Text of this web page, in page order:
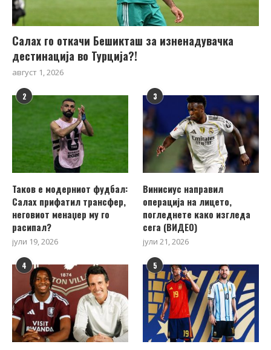
Салах го откачи Бешикташ за изненадувачка
дестинација во Турција?!
август 1, 2026
2
Таков е модерниот фудбал:
Салах прифатил трансфер,
неговиот менаџер му го
расипал?
јули 19, 2026
3
Винисиус направил
операција на лицето,
погледнете како изгледа
сега (ВИДЕО)
јули 21, 2026
4 5